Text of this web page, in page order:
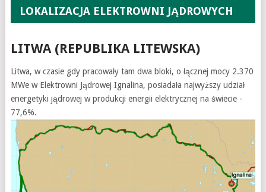
LOKALIZACJA ELEKTROWNI JĄDROWYCH
LITWA (REPUBLIKA LITEWSKA)
Litwa, w czasie gdy pracowały tam dwa bloki, o łącznej mocy 2.370
MWe w Elektrowni Jądrowej Ignalina, posiadała najwyższy udział
energetyki jądrowej w produkcji energii elektrycznej na świecie -
77,6%.